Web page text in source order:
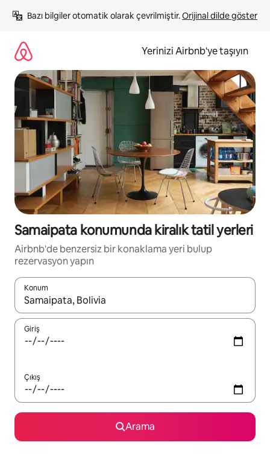
atla
Bazı bilgiler otomatik olarak çevrilmiştir. Orijinal dilde göster
Yerinizi Airbnb'ye taşıyın
Samaipata konumunda kiralık tatil yerleri
Airbnb'de benzersiz bir konaklama yeri bulup
rezervasyon yapın
Konum
Sonuçlar kullanılabilir olduğunda yukarı ve aşağı oklarıyla
Giriş
Çıkış
Arama